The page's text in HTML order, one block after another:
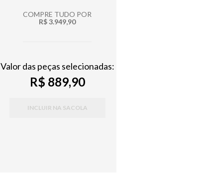
COMPRE TUDO POR
R$ 3.949,90
Valor das peças selecionadas:
R$ 889,90
INCLUIR NA SACOLA